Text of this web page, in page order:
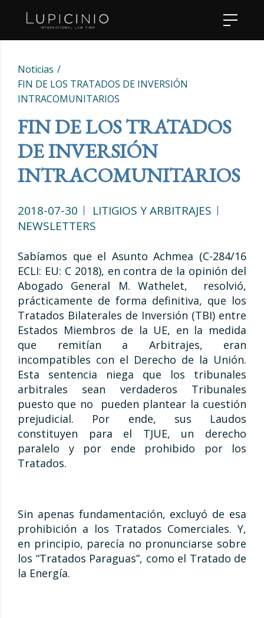
Noticias
FIN DE LOS TRATADOS DE INVERSIÓN
INTRACOMUNITARIOS
FIN DE LOS TRATADOS
DE INVERSIÓN
INTRACOMUNITARIOS
2018-07-30
LITIGIOS Y ARBITRAJES
NEWSLETTERS
Sabíamos que el Asunto Achmea (C-284/16
ECLI: EU: C 2018), en contra de la opinión del
Abogado General M. Wathelet, resolvió,
prácticamente de forma definitiva, que los
Tratados Bilaterales de Inversión (TBI) entre
Estados Miembros de la UE, en la medida
que remitían a Arbitrajes, eran
incompatibles con el Derecho de la Unión.
Esta sentencia niega que los tribunales
arbitrales sean verdaderos Tribunales
puesto que no pueden plantear la cuestión
prejudicial. Por ende, sus Laudos
constituyen para el TJUE, un derecho
paralelo y por ende prohibido por los
Tratados.
Sin apenas fundamentación, excluyó de esa
prohibición a los Tratados Comerciales. Y,
en principio, parecía no pronunciarse sobre
los “Tratados Paraguas”, como el Tratado de
la Energía.